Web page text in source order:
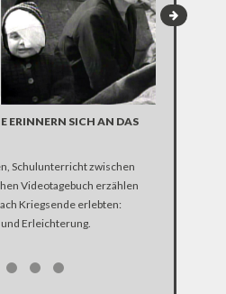
ERINNERN SICH AN DAS
Schulunterricht zwischen
Videotagebuch erzählen
Kriegsende erlebten:
Erleichterung.